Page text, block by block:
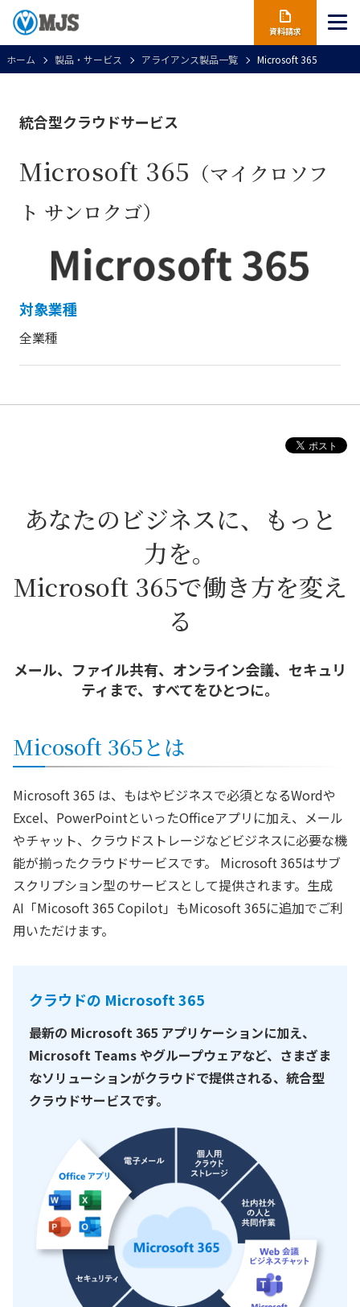
資料請求
ホーム 製品・サービス アライアンス製品一覧 Microsoft 365
統合型クラウドサービス
Microsoft 365 （マイクロソフ
ト サンロクゴ）
対象業種
全業種
あなたのビジネスに、もっと
力を。
Microsoft 365で働き方を変え
る
メール、ファイル共有、オンライン会議、セキュリ
ティまで、すべてをひとつに。
Micosoft 365とは
Microsoft 365 は、もはやビジネスで必須となるWordや
Excel、PowerPointといったOfficeアプリに加え、メール
やチャット、クラウドストレージなどビジネスに必要な機
能が揃ったクラウドサービスです。 Microsoft 365はサブ
スクリプション型のサービスとして提供されます。生成
AI「Micosoft 365 Copilot」もMicosoft 365に追加でご利
用いただけます。
クラウドの Microsoft 365
最新の Microsoft 365 アプリケーションに加え、
Microsoft Teams やグループウェアなど、さまざま
なソリューションがクラウドで提供される、統合型
クラウドサービスです。